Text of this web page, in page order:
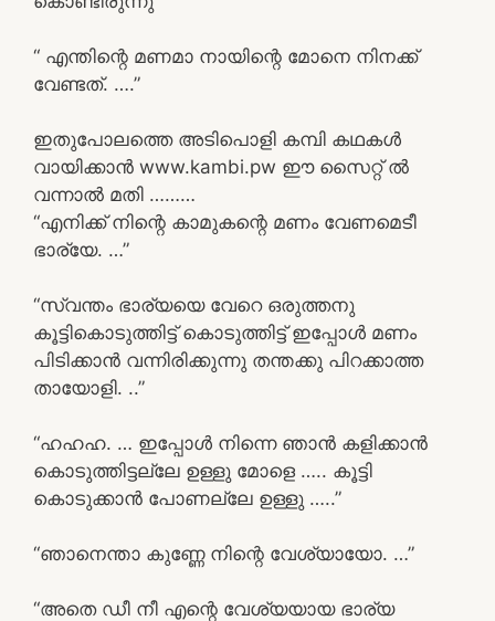
“ എന്തിന്റെ മണമാ നായിന്റെ മോനെ നിനക്ക്
വേണ്ടത്. ….”
ഇതുപോലത്തെ അടിപൊളി കമ്പി കഥകൾ
വായിക്കാൻ www.kambi.pw ഈ സൈറ്റ് ൽ
വന്നാൽ മതി ………
“എനിക്ക് നിന്റെ കാമുകന്റെ മണം വേണമെടീ
ഭാര്യേ. …”
“സ്വന്തം ഭാര്യയെ വേറെ ഒരുത്തനു
കൂട്ടികൊടുത്തിട്ട് കൊടുത്തിട്ട് ഇപ്പോൾ മണം
പിടിക്കാൻ വന്നിരിക്കുന്നു തന്തക്കു പിറക്കാത്ത
തായോളി. ..”
“ഹഹഹ. … ഇപ്പോൾ നിന്നെ ഞാൻ കളിക്കാൻ
കൊടുത്തിട്ടല്ലേ ഉള്ളു മോളെ ….. കൂട്ടി
കൊടുക്കാൻ പോണല്ലേ ഉള്ളു …..”
“ഞാനെന്താ കുണ്ണേ നിന്റെ വേശ്യായോ. …”
“അതെ ഡീ നീ എന്റെ വേശ്യയായ ഭാര്യ